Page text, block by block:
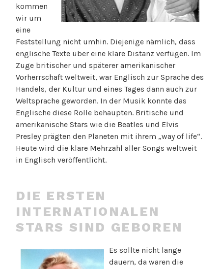
kommen
wir um
eine
Feststellung nicht umhin. Diejenige nämlich, dass
englische Texte über eine klare Distanz verfügen. Im
Zuge britischer und späterer amerikanischer
Vorherrschaft weltweit, war Englisch zur Sprache des
Handels, der Kultur und eines Tages dann auch zur
Weltsprache geworden. In der Musik konnte das
Englische diese Rolle behaupten. Britische und
amerikanische Stars wie die Beatles und Elvis
Presley prägten den Planeten mit ihrem „way of life“.
Heute wird die klare Mehrzahl aller Songs weltweit
in Englisch veröffentlicht.
DIE ERSTEN
INTERNATIONALEN
STARS SIND GEBOREN
Es sollte nicht lange
dauern, da waren die